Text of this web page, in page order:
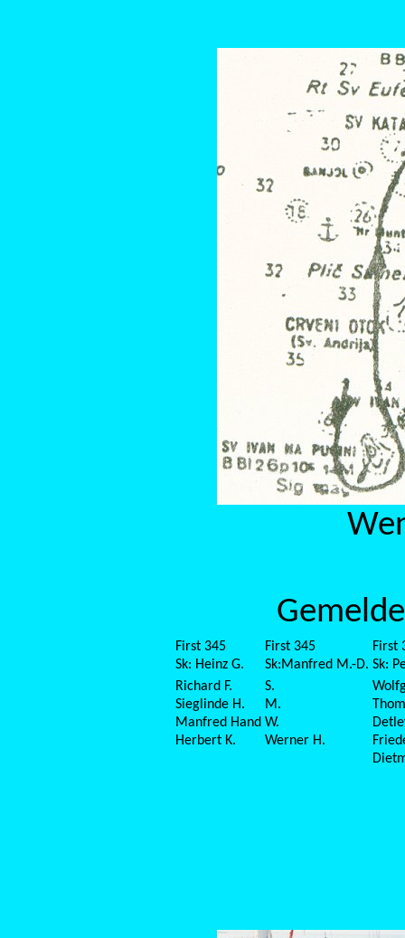
First 345
Sk: Heinz G.
First 345
Sk:Manfred M.-D.
First
Sk:
Richard F.
Sieglinde H.
Manfred Hand
Herbert K.
S.
M.
W.
Werner H.